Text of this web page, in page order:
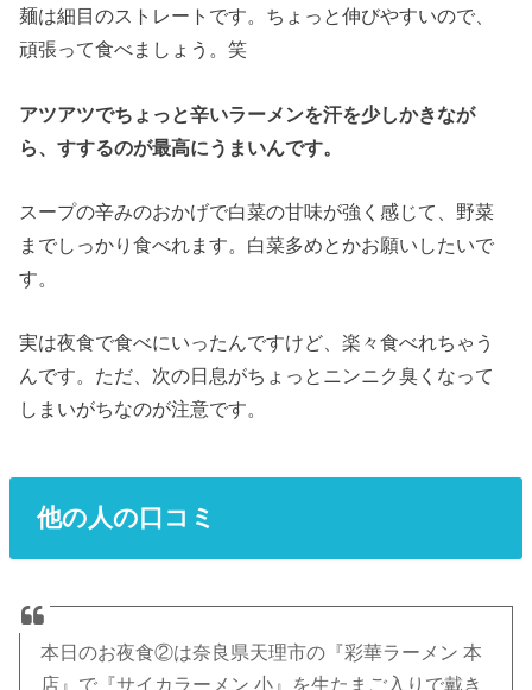
麺は細目のストレートです。ちょっと伸びやすいので、
頑張って食べましょう。笑
アツアツでちょっと辛いラーメンを汗を少しかきなが
ら、すするのが最高にうまいんです。
スープの辛みのおかげで白菜の甘味が強く感じて、野菜
までしっかり食べれます。白菜多めとかお願いしたいで
す。
実は夜食で食べにいったんですけど、楽々食べれちゃう
んです。ただ、次の日息がちょっとニンニク臭くなって
しまいがちなのが注意です。
他の人の口コミ
本日のお夜食②は奈良県天理市の『彩華ラーメン 本
店』で『サイカラーメン 小』を生たまご入りで戴き